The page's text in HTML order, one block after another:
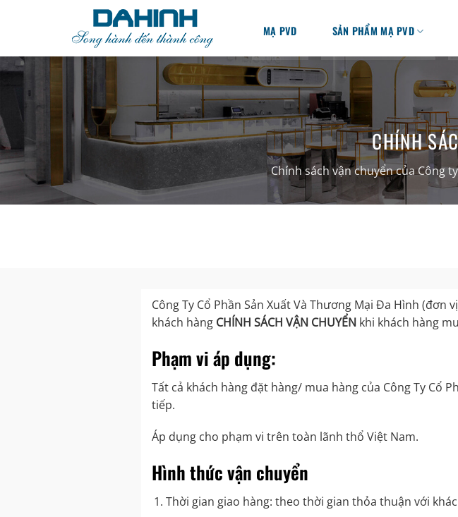
dung
MẠ PVD SẢN PHẨM MẠ PVD
CHÍNH
Chính sách vận chuyển của Công
Công Ty Cổ Phần Sản Xuất Và Thương Mại Đa Hình (đơn
khách hàng CHÍNH SÁCH VẬN CHUYỂNkhi khách hàng
Phạm vi áp dụng:
Tất cả khách hàng đặt hàng/ mua hàng của Công Ty Cổ
tiếp.
Áp dụng cho phạm vi trên toàn lãnh thổ Việt Nam.
Hình thứcvận chuyển
Thời gian giao hàng: theo thời gian thỏa thuận với